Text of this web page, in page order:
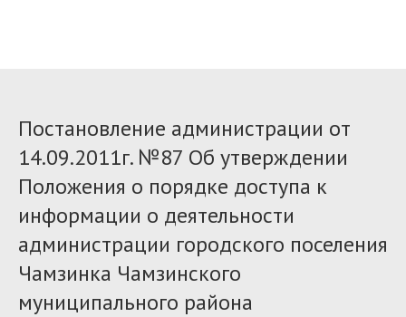
Постановление администрации от
14.09.2011г. №87 Об утверждении
Положения о порядке доступа к
информации о деятельности
администрации городского поселения
Чамзинка Чамзинского
муниципального района